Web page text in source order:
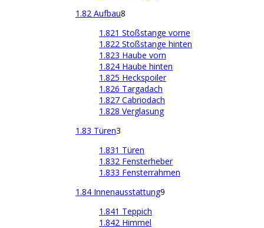
1.82 Aufbau8
1.821 Stoßstange vorne
1.822 Stoßstange hinten
1.823 Haube vorn
1.824 Haube hinten
1.825 Heckspoiler
1.826 Targadach
1.827 Cabriodach
1.828 Verglasung
1.83 Türen3
1.831 Türen
1.832 Fensterheber
1.833 Fensterrahmen
1.84 Innenausstattung9
1.841 Teppich
1.842 Himmel